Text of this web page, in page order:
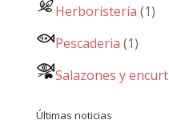
Herboristería (1)
Pescaderia (1)
Salazones y
Últimas noticias